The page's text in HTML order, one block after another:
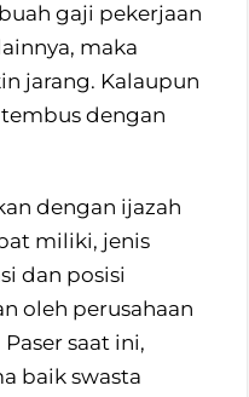
gaji pekerjaan
maka
jarang. Kalaupun
dengan
dengan ijazah
miliki, jenis
dan posisi
oleh perusahaan
saat ini,
baik swasta